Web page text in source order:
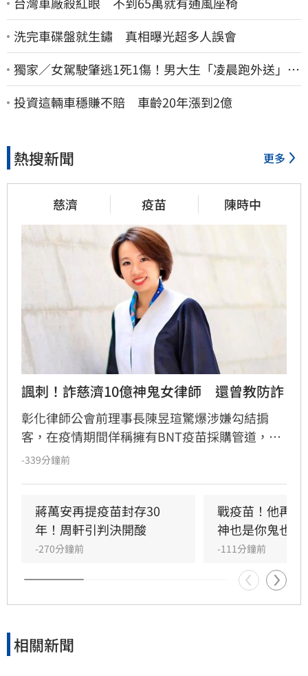
洗完車碟盤就生鏽 真相曝光超多人誤會
獨家／女駕駛肇逃1死1傷！男大生「凌晨跑外送」挨
撞 媽淚：家快瓦解
投資這輛車穩賺不賠 車齡20年漲到2億
熱搜新聞 更多
慈濟 疫苗 陳時中
諷刺！詐慈濟10億神鬼女律師　還曾教防詐
彰化律師公會前理事長陳昱瑄驚爆涉嫌勾結掮
客，在疫情期間佯稱擁有BNT疫苗採購管道，詐
騙慈濟基金會高達3000萬美元（約新台幣10.6億
展，在台上大言不慚嘲諷詐騙受害者「愚痴、無
知」，對比其惡行顯得極度諷刺。陳昱瑄無視政
府當時多次警告，利用法律專業設局詐財，行徑
引發全台網友齊聲撻伐。目前台中地檢署已依法
提起公訴，案件正由法院嚴審中，這位「黑心律
師」的雙面人行徑也成為社會討論焦點。
-339分鐘前
蔣萬安再提疫苗封存30
年！周軒引判決開酸
-270分鐘前
戰疫苗！他再
神也是你鬼也是
-111分鐘前
相關新聞